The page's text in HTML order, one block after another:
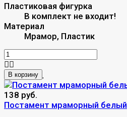
Пластиковая фигурка
В комплект не входит!
Материал
Мрамор, Пластик
В корзину
138 руб.
Постамент мраморный белый